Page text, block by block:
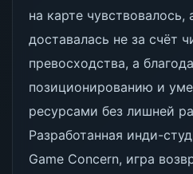
на карте чувствовалось,
доставалась не за счёт
превосходства, а
позиционированию и
ресурсами без лишней
Разработанная инди-
Game Concern, игра